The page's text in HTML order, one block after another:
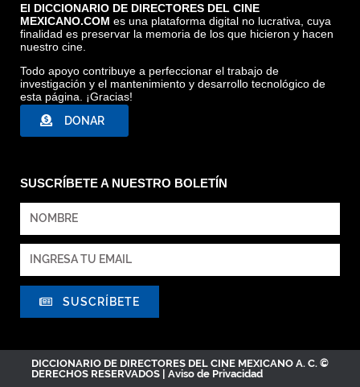
El DICCIONARIO DE DIRECTORES DEL CINE
MEXICANO.COM es una plataforma digital no lucrativa, cuya
finalidad es preservar la memoria de los que hicieron y hacen
nuestro cine.
Todo apoyo contribuye a perfeccionar el trabajo de
investigación y el mantenimiento y desarrollo tecnológico de
esta página. ¡Gracias!
DONAR
SUSCRÍBETE A NUESTRO BOLETÍN
SUSCRÍBETE
DICCIONARIO DE DIRECTORES DEL CINE MEXICANO A. C. ©
DERECHOS RESERVADOS | Aviso de Privacidad